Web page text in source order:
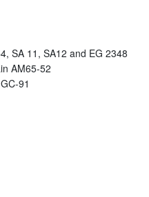
SA 11, SA12 and EG 2348
AM65-52
91